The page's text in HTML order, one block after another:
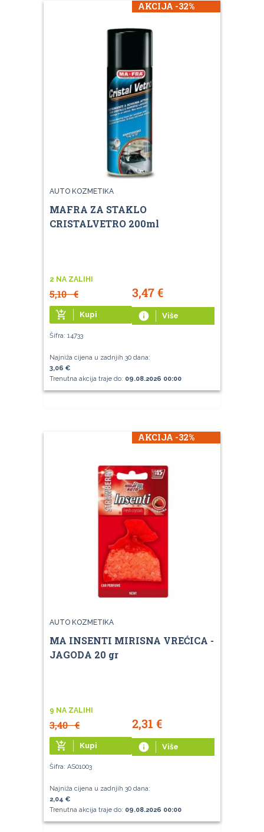
AKCIJA -32%
AUTO KOZMETIKA
MAFRA ZA STAKLO
CRISTALVETRO 200ml
2 NA ZALIHI
5,10€ 3,47€
add_shopping_cart Kupi info Više
Šifra: 14733
Najniža cijena u zadnjih 30 dana:
3,06 €
Trenutna akcija traje do: 09.08.2026 00:00
AKCIJA -32%
AUTO KOZMETIKA
MA INSENTI MIRISNA VREĆICA -
JAGODA 20 gr
9 NA ZALIHI
3,40€ 2,31€
add_shopping_cart Kupi info Više
Šifra: AS01003
Najniža cijena u zadnjih 30 dana:
2,04 €
Trenutna akcija traje do: 09.08.2026 00:00